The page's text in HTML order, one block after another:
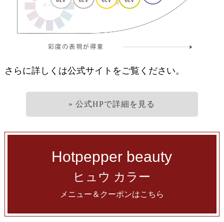
さらに詳しくは公式サイトをご覧ください。
» 公式HPで詳細を見る
Hotpepper beauty
ヒュウ カラー
メニュー＆クーポンはこちら